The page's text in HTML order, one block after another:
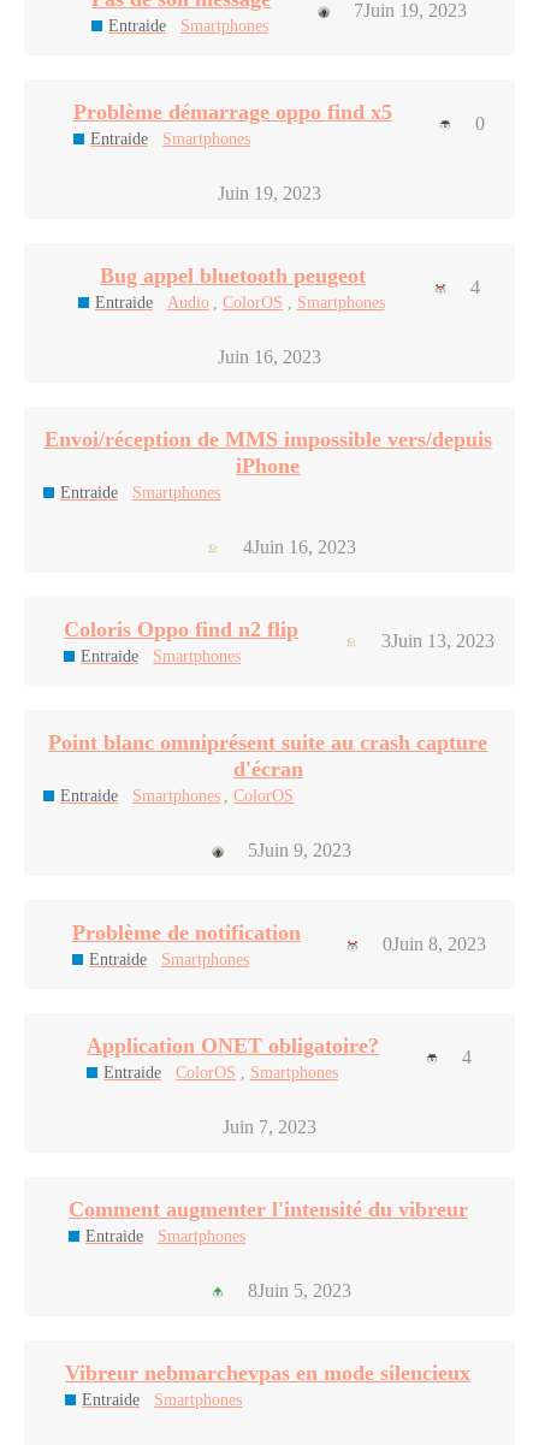
Entraide Smartphones
7Juin 19, 2023
Problème démarrage oppo find x5
Entraide Smartphones
0
Juin 19, 2023
Bug appel bluetooth peugeot
Entraide Audio ,ColorOS , Smartphones
4
Juin 16, 2023
Envoi/réception de MMS impossible vers/depuis
iPhone
Entraide Smartphones
4Juin 16, 2023
Coloris Oppo find n2 flip
Entraide Smartphones
3Juin 13, 2023
Point blanc omniprésent suite au crash capture
d'écran
Entraide Smartphones ,ColorOS
5Juin 9, 2023
Problème de notification
Entraide Smartphones
0Juin 8, 2023
Application ONET obligatoire?
Entraide ColorOS , Smartphones
4
Juin 7, 2023
Comment augmenter l'intensité du vibreur
Entraide Smartphones
8Juin 5, 2023
Vibreur nebmarchevpas en mode silencieux
Entraide Smartphones